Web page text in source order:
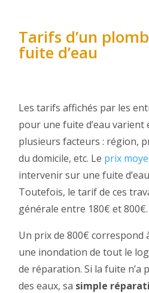
Tarifs d’un
fuite d’eau
Les tarifs affichés par les
pour une fuite d’eau varient
plusieurs facteurs : région,
du domicile, etc. Le prix
intervenir sur une fuite
Toutefois, le tarif de ces
générale entre 180€ et 800€.
Un prix de 800€
une inondation de tout le
de réparation. Si la fuite n’a
des eaux, sa simple